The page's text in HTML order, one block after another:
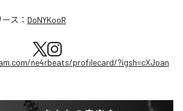
ス： DoNYKooR
ne4rbeats/profilecard/?igsh=cXJoan